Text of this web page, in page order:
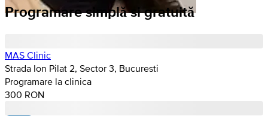
Programare simplă si gratuită
MAS Clinic
Strada Ion Pilat 2, Sector 3, Bucuresti
Programare la clinica
300 RON